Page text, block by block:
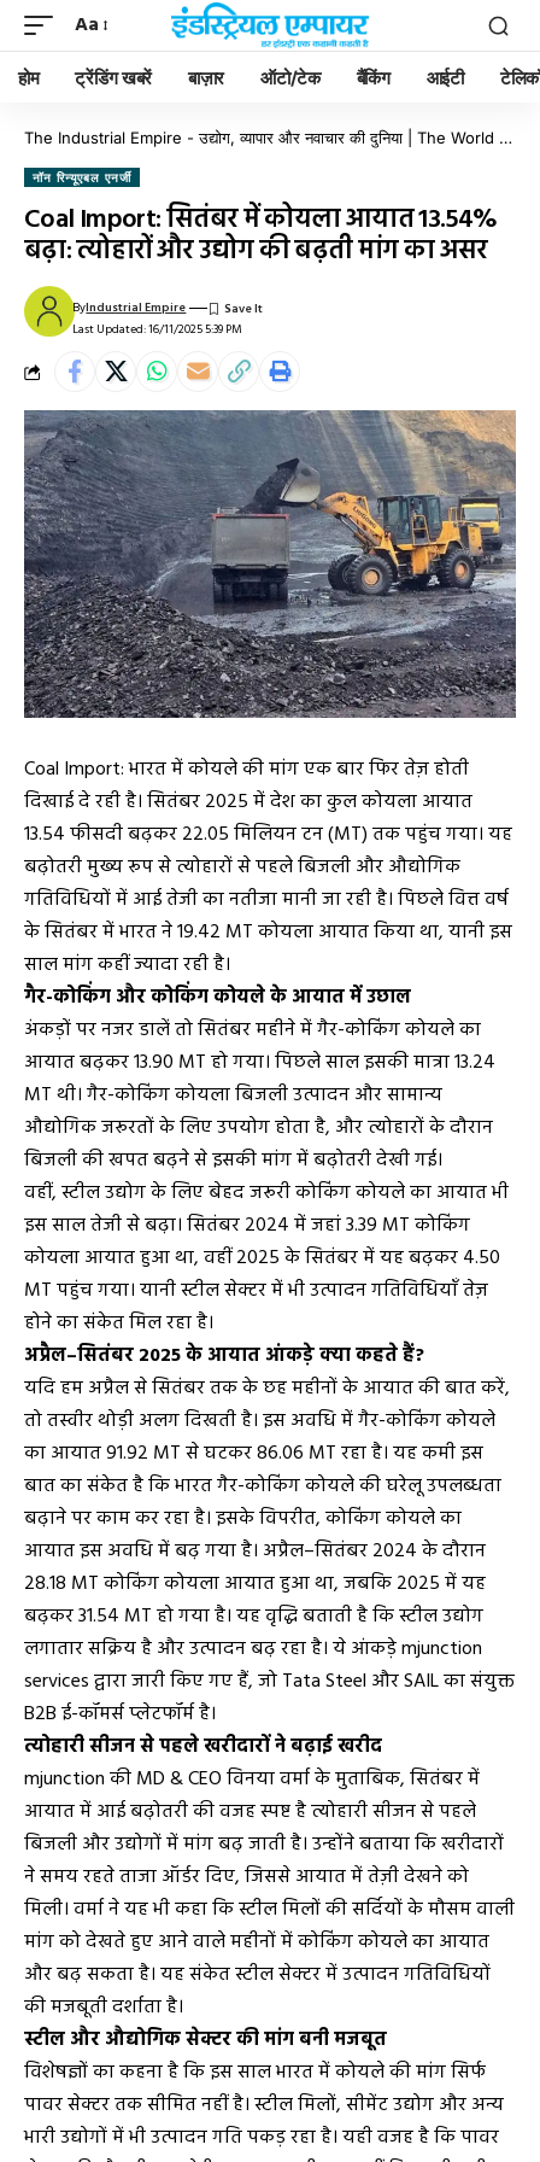
Aa
होम ट्रेंडिंग खबरें बाज़ार ऑटो/टेक बैंकिंग आईटी
The Industrial Empire - उद्योग, व्यापार और नवाचार की दुनिया | The World of Industry, Business & Innovation
नॉन रिन्यूएबल एनर्जी
Coal Import: सितंबर में कोयला आयात 13.54%
बढ़ा: त्योहारों और उद्योग की बढ़ती मांग का असर
Last Updated: 16/11/2025 5:39 PM
ByIndustrial Empire
Coal Import: भारत में कोयले की मांग एक बार फिर तेज़ होती
दिखाई दे रही है। सितंबर 2025 में देश का कुल कोयला आयात
13.54 फीसदी बढ़कर 22.05 मिलियन टन (MT) तक पहुंच गया। यह
बढ़ोतरी मुख्य रूप से त्योहारों से पहले बिजली और औद्योगिक
गतिविधियों में आई तेजी का नतीजा मानी जा रही है। पिछले वित्त वर्ष
के सितंबर में भारत ने 19.42 MT कोयला आयात किया था, यानी इस
साल मांग कहीं ज्यादा रही है।
गैर-कोकिंग और कोकिंग कोयले के आयात में उछाल
अंकड़ों पर नजर डालें तो सितंबर महीने में गैर-कोकिंग कोयले का
आयात बढ़कर 13.90 MT हो गया। पिछले साल इसकी मात्रा 13.24
MT थी। गैर-कोकिंग कोयला बिजली उत्पादन और सामान्य
औद्योगिक जरूरतों के लिए उपयोग होता है, और त्योहारों के दौरान
बिजली की खपत बढ़ने से इसकी मांग में बढ़ोतरी देखी गई।
वहीं, स्टील उद्योग के लिए बेहद जरूरी कोकिंग कोयले का आयात भी
इस साल तेजी से बढ़ा। सितंबर 2024 में जहां 3.39 MT कोकिंग
कोयला आयात हुआ था, वहीं 2025 के सितंबर में यह बढ़कर 4.50
MT पहुंच गया। यानी स्टील सेक्टर में भी उत्पादन गतिविधियाँ तेज़
होने का संकेत मिल रहा है।
अप्रैल–सितंबर 2025 के आयात आंकड़े क्या कहते हैं?
यदि हम अप्रैल से सितंबर तक के छह महीनों के आयात की बात करें,
तो तस्वीर थोड़ी अलग दिखती है। इस अवधि में गैर-कोकिंग कोयले
का आयात 91.92 MT से घटकर 86.06 MT रहा है। यह कमी इस
बात का संकेत है कि भारत गैर-कोकिंग कोयले की घरेलू उपलब्धता
बढ़ाने पर काम कर रहा है। इसके विपरीत, कोकिंग कोयले का
आयात इस अवधि में बढ़ गया है। अप्रैल–सितंबर 2024 के दौरान
28.18 MT कोकिंग कोयला आयात हुआ था, जबकि 2025 में यह
बढ़कर 31.54 MT हो गया है। यह वृद्धि बताती है कि स्टील उद्योग
लगातार सक्रिय है और उत्पादन बढ़ रहा है। ये आंकड़े mjunction
services द्वारा जारी किए गए हैं, जो Tata Steel और SAIL का संयुक्त
B2B ई-कॉमर्स प्लेटफॉर्म है।
त्योहारी सीजन से पहले खरीदारों ने बढ़ाई खरीद
mjunction की MD & CEO विनया वर्मा के मुताबिक, सितंबर में
आयात में आई बढ़ोतरी की वजह स्पष्ट है त्योहारी सीजन से पहले
बिजली और उद्योगों में मांग बढ़ जाती है। उन्होंने बताया कि खरीदारों
ने समय रहते ताजा ऑर्डर दिए, जिससे आयात में तेज़ी देखने को
मिली। वर्मा ने यह भी कहा कि स्टील मिलों की सर्दियों के मौसम वाली
मांग को देखते हुए आने वाले महीनों में कोकिंग कोयले का आयात
और बढ़ सकता है। यह संकेत स्टील सेक्टर में उत्पादन गतिविधियों
की मजबूती दर्शाता है।
स्टील और औद्योगिक सेक्टर की मांग बनी मजबूत
विशेषज्ञों का कहना है कि इस साल भारत में कोयले की मांग सिर्फ
पावर सेक्टर तक सीमित नहीं है। स्टील मिलों, सीमेंट उद्योग और अन्य
भारी उद्योगों में भी उत्पादन गति पकड़ रहा है। यही वजह है कि पावर